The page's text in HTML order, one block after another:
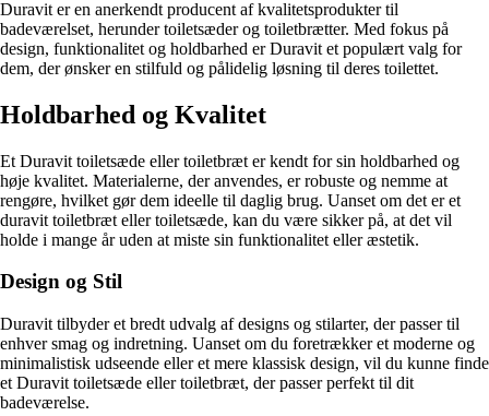
Duravit er en anerkendt producent af kvalitetsprodukter til
badeværelset, herunder toiletsæder og toiletbrætter. Med fokus på
design, funktionalitet og holdbarhed er Duravit et populært valg for
dem, der ønsker en stilfuld og pålidelig løsning til deres toilettet.
Holdbarhed og Kvalitet
Et Duravit toiletsæde eller toiletbræt er kendt for sin holdbarhed og
høje kvalitet. Materialerne, der anvendes, er robuste og nemme at
rengøre, hvilket gør dem ideelle til daglig brug. Uanset om det er et
duravit toiletbræt eller toiletsæde, kan du være sikker på, at det vil
holde i mange år uden at miste sin funktionalitet eller æstetik.
Design og Stil
Duravit tilbyder et bredt udvalg af designs og stilarter, der passer til
enhver smag og indretning. Uanset om du foretrækker et moderne og
minimalistisk udseende eller et mere klassisk design, vil du kunne finde
et Duravit toiletsæde eller toiletbræt, der passer perfekt til dit
badeværelse.